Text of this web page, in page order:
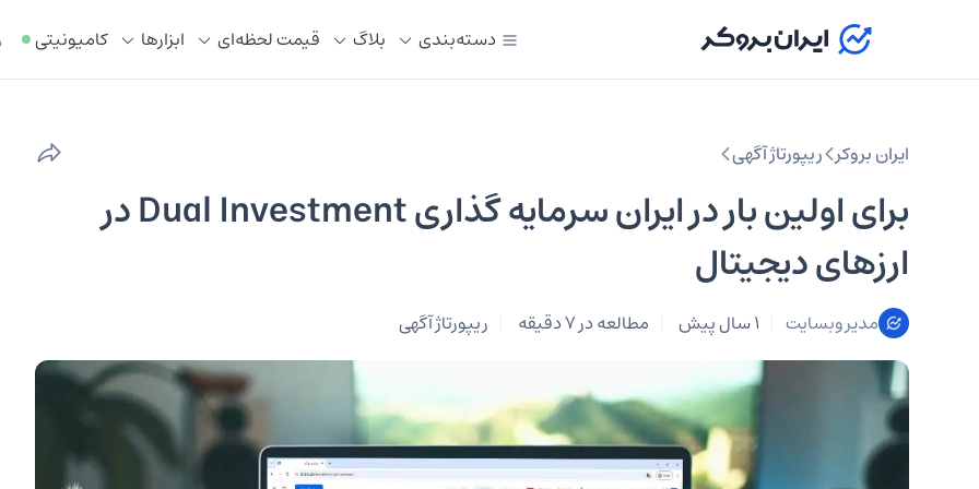
دسته‌بندی بلاگ قیمت لحظه‌ای ابزار‌ها کامیونیتی
ایران بروکر ریپورتاژ آگهی
برای اولین بار در ایران سرمایه گذاری Dual Investment در
ارزهای دیجیتال
مدیر وبسایت 1 سال پیش مطالعه در 7 دقیقه ریپورتاژ آگهی